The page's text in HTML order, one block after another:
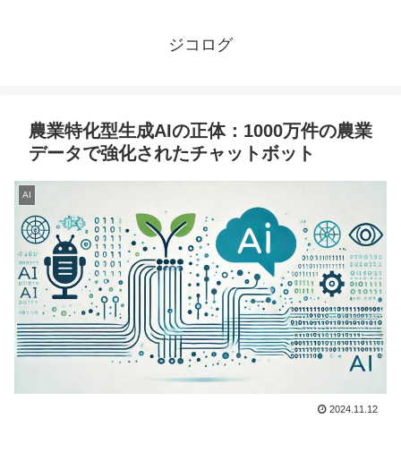
ジコログ
農業特化型生成AIの正体：1000万件の農業
データで強化されたチャットボット
AI
2024.11.12